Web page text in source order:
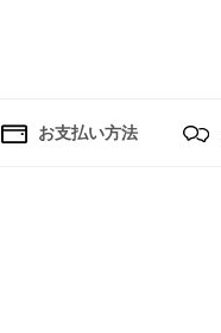
お支払い方法